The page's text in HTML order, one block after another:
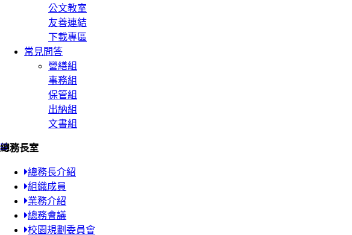
公文教室
友善連結
下載專區
常見問答
營繕組
事務組
保管組
出納組
文書組
:::
總務長室
總務長介紹
組織成員
業務介紹
總務會議
校園規劃委員會